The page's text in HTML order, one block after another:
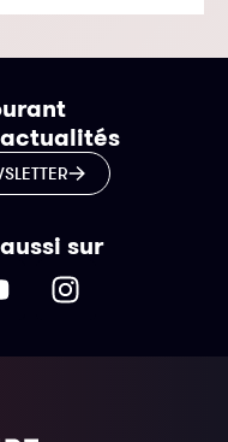
sur